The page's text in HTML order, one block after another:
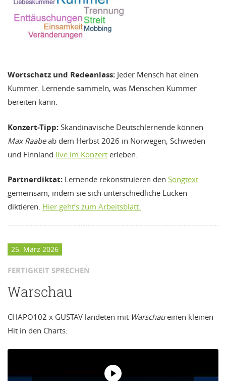
Wortschatz und Redeanlass: Jeder Mensch hat einen
Kummer. Lernende sammeln, was Menschen Kummer
bereiten kann.
Konzert-Tipp: Skandinavische Deutschlernende können
Max Raabeab dem Herbst 2026 in Norwegen, Schweden
und Finnland live im Konzert erleben.
Partnerdiktat: Lernende rekonstruieren den Songtext
gemeinsam, indem sie sich unterschiedliche Lücken
diktieren. Hier geht’s zum Arbeitsblatt.
25. März 2026
FERTIGKEIT SPRECHEN
Warschau
CHAPO102 x GUSTAV landeten mit Warschau einen kleinen
Hit in den Charts: